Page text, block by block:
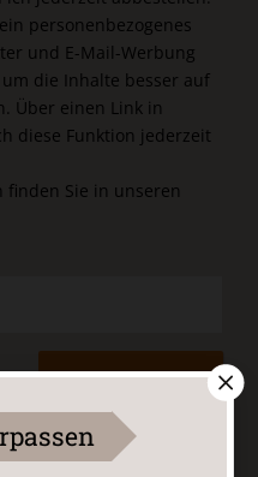
personenbezogenes
und E-Mail-Werbung
die Inhalte besser auf
Über einen Link in
diese Funktion jederzeit
Sie in unseren
Jetzt anmelden